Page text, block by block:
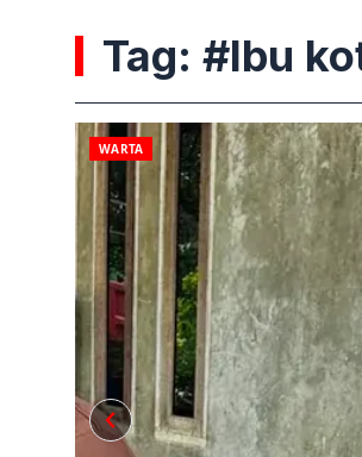
Tag: #Ibu
WARTA